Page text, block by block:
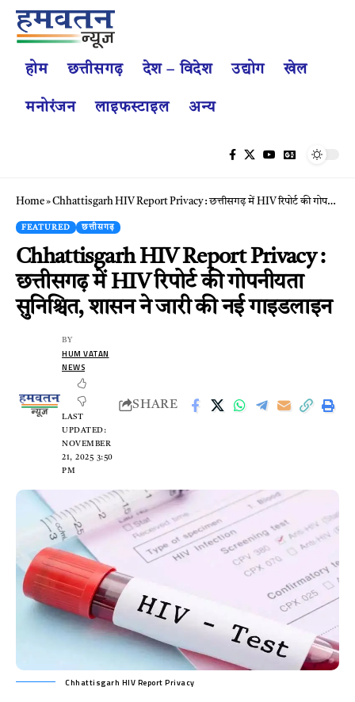
होम छत्तीसगढ़ देश – विदेश उद्योग खेल
मनोरंजन लाइफस्टाइल अन्य
Home»Chhattisgarh HIV Report Privacy : छत्तीसगढ़ में HIV रिपोर्ट की गोपनीयता सुनिश्चित, शासन ने जारी की नई गाइडलाइन
FEATURED छत्तीसगढ़
Chhattisgarh HIV Report Privacy :
छत्तीसगढ़ में HIV रिपोर्ट की गोपनीयता
सुनिश्चित, शासन ने जारी की नई गाइडलाइन
LAST
UPDATED:
NOVEMBER
21, 2025 3:50
PM
BY
HUM VATAN
NEWS
SHARE
Chhattisgarh HIV Report Privacy